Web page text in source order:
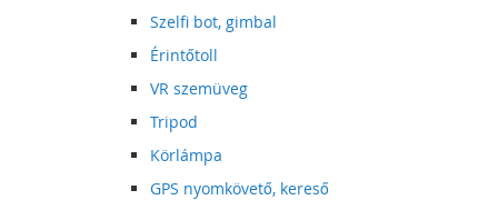
Szelfi bot, gimbal
Érintőtoll
VR szemüveg
Tripod
Körlámpa
GPS nyomkövető, kereső